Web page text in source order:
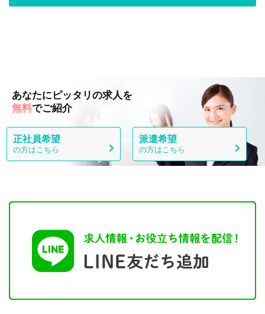
あなたにピッタリの求人を
無料でご紹介
正社員希望
の方はこちら
派遣希望
の方はこちら